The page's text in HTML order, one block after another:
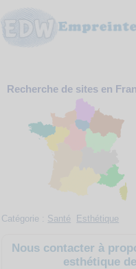
Webmaster
Contact
Support
Recherche de sites en
Catégorie : Santé Esthétique
Nous contacter à
esthétique